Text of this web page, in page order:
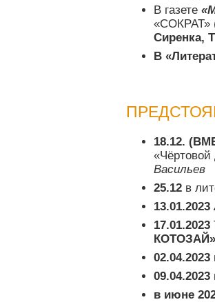
В газете
«СОКРАТ»
Сиренка,
В
18.12.
Васильев
25.12 в
13.01.2023
17.01.2023
КОТОЗАЙ»
02.04.2023
09.04.2023
в июне